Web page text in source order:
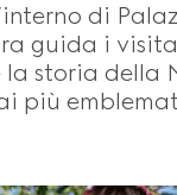
di
guida i
la storia della
più